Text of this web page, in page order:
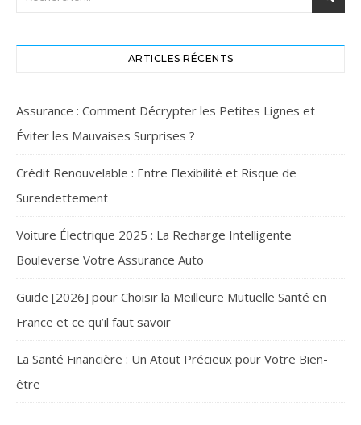
ARTICLES RÉCENTS
Assurance : Comment Décrypter les Petites Lignes et
Éviter les Mauvaises Surprises ?
Crédit Renouvelable : Entre Flexibilité et Risque de
Surendettement
Voiture Électrique 2025 : La Recharge Intelligente
Bouleverse Votre Assurance Auto
Guide [2026] pour Choisir la Meilleure Mutuelle Santé en
France et ce qu’il faut savoir
La Santé Financière : Un Atout Précieux pour Votre Bien-
être